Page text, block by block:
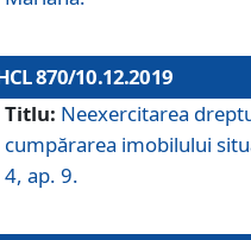
870/10.12.2019
Titlu: Neexercitarea
cumpărarea imobilului
4, ap. 9.